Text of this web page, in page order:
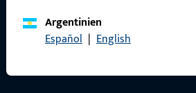
Argentinien
Español | English